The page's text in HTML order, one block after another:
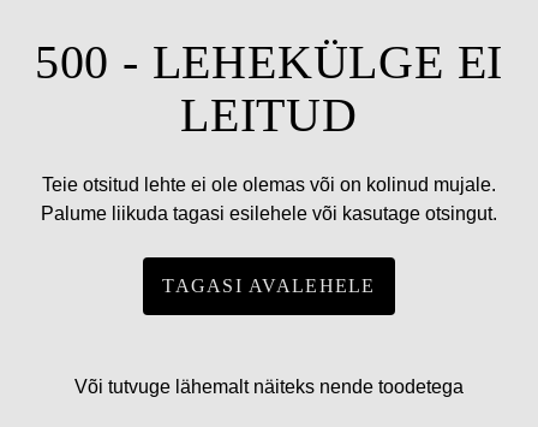
500 - LEHEKÜLGE EI
LEITUD
Teie otsitud lehte ei ole olemas või on kolinud mujale.
Palume liikuda tagasi esilehele või kasutage otsingut.
TAGASI AVALEHELE
Või tutvuge lähemalt näiteks nende toodetega